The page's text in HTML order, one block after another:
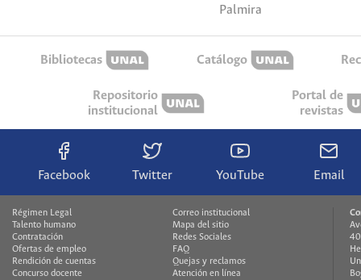
Palmira
Bibliotecas Catálogo
Repositorio
institucional
Portal de
revistas
Facebook Twitter YouTube Email
Régimen Legal
Talento humano
Contratación
Ofertas de empleo
Rendición de cuentas
Concurso docente
Correo institucional
Mapa del sitio
Redes Sociales
FAQ
Quejas y reclamos
Atención en línea